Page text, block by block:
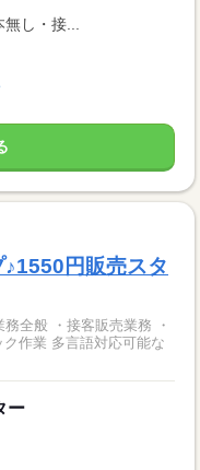
し・接...
円販売スタ
全般 ・接客販売業務 ・
作業 多言語対応可能な
ー